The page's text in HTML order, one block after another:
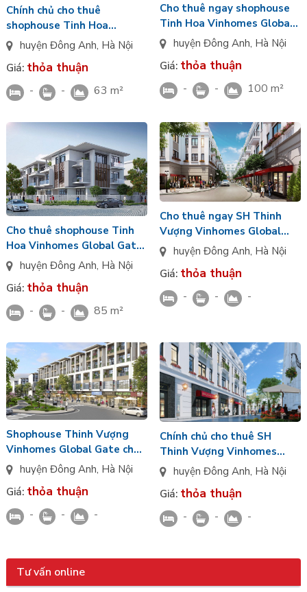
Chính chủ cho thuê
shophouse Tinh Hoa
Vinhomes Global Gate,
hướng Tây Bắc, giá tốt
huyện Đông Anh, Hà Nội
Giá: thỏa thuận
- - 63 m²
Cho thuê ngay shophouse
Tinh Hoa Vinhomes Global
Gate, chính Đông, giá tốt
nhất thị trường
huyện Đông Anh, Hà Nội
Giá: thỏa thuận
- - 100 m²
Cho thuê shophouse Tinh
Hoa Vinhomes Global Gate
giá tốt, Nam
huyện Đông Anh, Hà Nội
Giá: thỏa thuận
- - 85 m²
Cho thuê ngay SH Thinh
Vượng Vinhomes Global
Gate Đông Bắc, đủ đồ, giá
tốt
huyện Đông Anh, Hà Nội
Giá: thỏa thuận
- - -
Shophouse Thinh Vượng
Vinhomes Global Gate cho
thuê giá tốt, vị trí trung
huyện Đông Anh, Hà Nội
Giá: thỏa thuận
- - -
Chính chủ cho thuê SH
Thinh Vượng Vinhomes
Global Gate hướng Tây
huyện Đông Anh, Hà Nội
Giá: thỏa thuận
- - -
Tư vấn online